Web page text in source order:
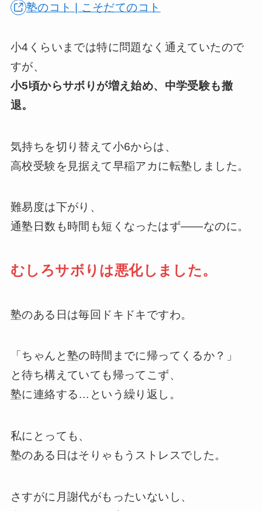
塾のコト | こそだてのコト
小4くらいまでは特に問題なく通えていたので
すが、
小5頃からサボりが増え始め、中学受験も撤
退。
気持ちを切り替えて小6からは、
高校受験を見据えて早稲アカに転塾しました。
難易度は下がり、
通塾日数も時間も短くなったはず——なのに。
むしろサボりは悪化しました。
塾のある日は毎回ドキドキですわ。
「ちゃんと塾の時間までに帰ってくるか？」
と待ち構えていても帰ってこず、
塾に連絡する…という繰り返し。
私にとっても、
塾のある日はそりゃもうストレスでした。
さすがに月謝代がもったいないし、